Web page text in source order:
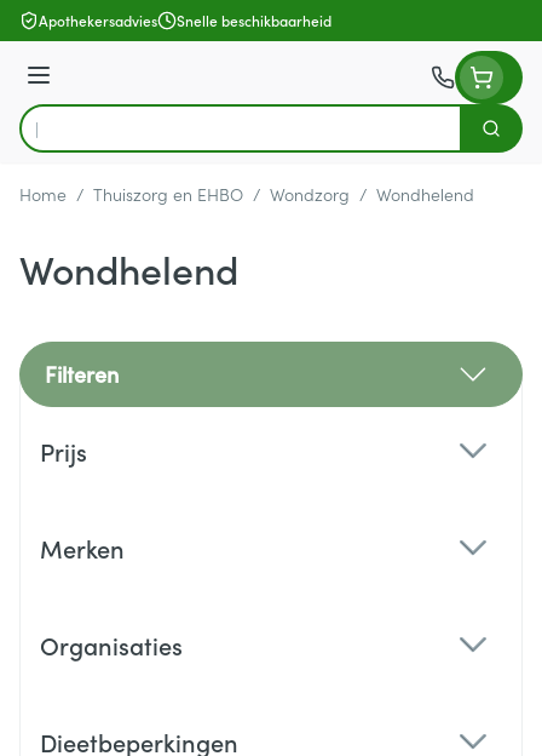
Ga naar de inhoud
Apothekersadvies Snelle beschikbaarheid
Menu
Product, merk, categorie...
Zoek
Home / Thuiszorg en EHBO / Wondzorg / Wondhelend
Wondhelend
Filteren
Prijs
Merken
Organisaties
Dieetbeperkingen